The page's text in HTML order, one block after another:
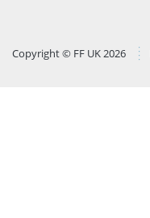
Copyright © FF UK 2026